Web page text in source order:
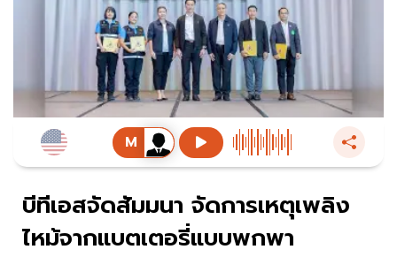
บีทีเอสจัดสัมมนา จัดการเหตุเพลิง
ไหม้จากแบตเตอรี่แบบพกพา